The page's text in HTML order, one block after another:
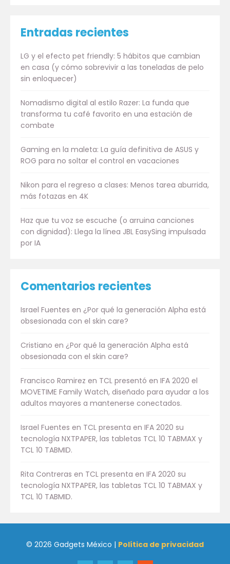
Entradas recientes
LG y el efecto pet friendly: 5 hábitos que cambian
en casa (y cómo sobrevivir a las toneladas de pelo
sin enloquecer)
Nomadismo digital al estilo Razer: La funda que
transforma tu café favorito en una estación de
combate
Gaming en la maleta: La guía definitiva de ASUS y
ROG para no soltar el control en vacaciones
Nikon para el regreso a clases: Menos tarea aburrida,
más fotazas en 4K
Haz que tu voz se escuche (o arruina canciones
con dignidad): Llega la línea JBL EasySing impulsada
por IA
Comentarios recientes
Israel Fuentes en ¿Por qué la generación Alpha está
obsesionada con el skin care?
Cristiano en ¿Por qué la generación Alpha está
obsesionada con el skin care?
Francisco Ramirez en TCL presentó en IFA 2020 el
MOVETIME Family Watch, diseñado para ayudar a los
adultos mayores a mantenerse conectados.
Israel Fuentes en TCL presenta en IFA 2020 su
tecnología NXTPAPER, las tabletas TCL 10 TABMAX y
TCL 10 TABMID.
Rita Contreras en TCL presenta en IFA 2020 su
tecnología NXTPAPER, las tabletas TCL 10 TABMAX y
TCL 10 TABMID.
© 2026 Gadgets México | Política de privacidad